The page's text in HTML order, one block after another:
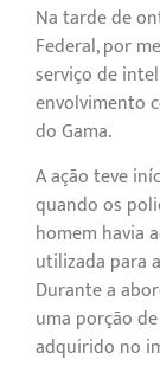
Na tarde de
Federal, por
serviço de
envolvimento
do Gama.
A ação teve
quando os
homem havia
utilizada para
Durante a
uma porção
adquirido no